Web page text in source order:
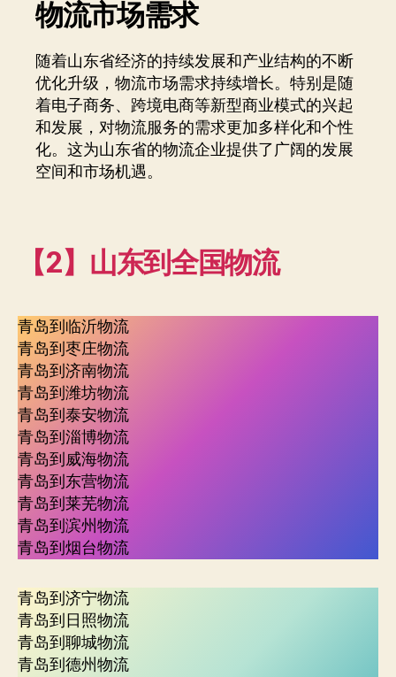
物流市场需求
随着山东省经济的持续发展和产业结构的不断
优化升级，物流市场需求持续增长。特别是随
着电子商务、跨境电商等新型商业模式的兴起
和发展，对物流服务的需求更加多样化和个性
化。这为山东省的物流企业提供了广阔的发展
空间和市场机遇。
【2】山东到全国物流
青岛到临沂物流
青岛到枣庄物流
青岛到济南物流
青岛到潍坊物流
青岛到泰安物流
青岛到淄博物流
青岛到威海物流
青岛到东营物流
青岛到莱芜物流
青岛到滨州物流
青岛到烟台物流
青岛到济宁物流
青岛到日照物流
青岛到聊城物流
青岛到德州物流